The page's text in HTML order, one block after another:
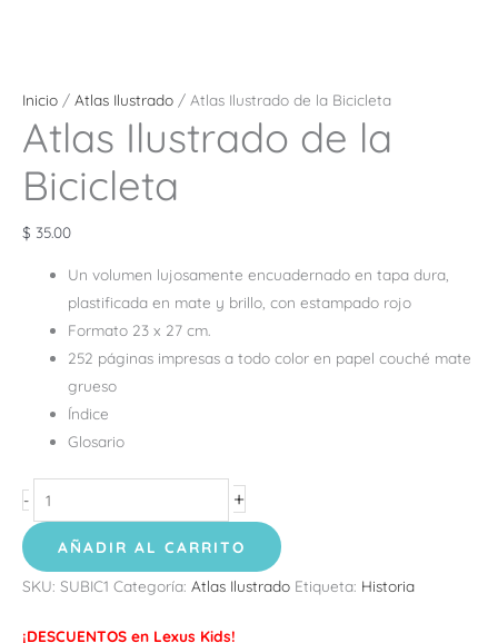
Inicio / Atlas Ilustrado / Atlas Ilustrado de la Bicicleta
Atlas Ilustrado de la
Bicicleta
$ 35.00
Un volumen lujosamente encuadernado en tapa dura,
plastificada en mate y brillo, con estampado rojo
Formato 23 x 27 cm.
252 páginas impresas a todo color en papel couché mate
grueso
Índice
Glosario
- +
AÑADIR AL CARRITO
SKU: SUBIC1 Categoría: Atlas Ilustrado Etiqueta: Historia
¡DESCUENTOS en Lexus Kids!